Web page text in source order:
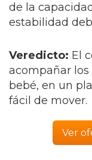
de la
estabilidad
Veredicto: El
acompañar
bebé, en un
fácil de mover.
Ver